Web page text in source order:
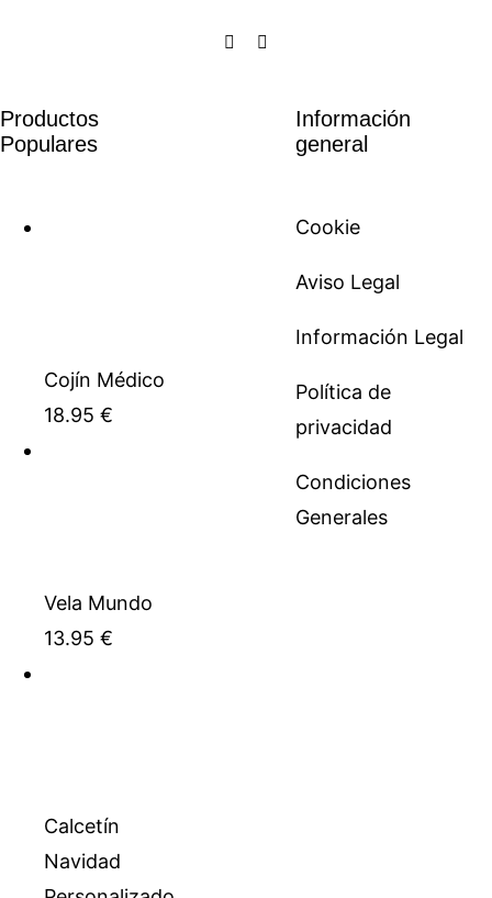
Productos
Populares
Cojín Médico
18.95 €
Vela Mundo
13.95 €
Calcetín
Navidad
Información
general
Cookie
Aviso Legal
Información Legal
Política de
privacidad
Condiciones
Generales